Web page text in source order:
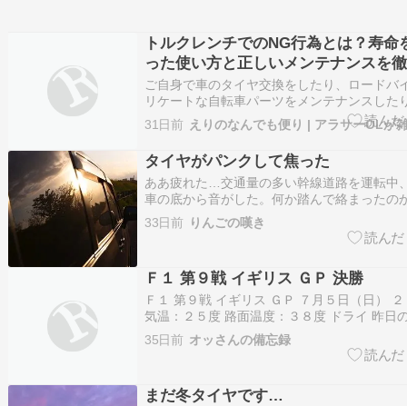
トルクレンチでのNG行為とは？寿命
った使い方と正しいメンテナンスを
ご自身で車のタイヤ交換をしたり、ロードバ
リケートな自転車パーツをメンテナンスした
かせないアイテムが「トルクレンチ」ですよ
でボルトやナットを締め付けることができる
31日前
タイヤがパンクして焦った
ああ疲れた…交通量の多い幹線道路を運転中
車の底から音がした。何か踏んで絡まったの
が、すぐに止まれる場所がない。次第に音が
車がガタガタと揺れ始めた。初めての感覚で
いぞと焦った。車を停められる場所までどう
33日前 りんごの嘆き
Ｆ１ 第９戦 イギリス ＧＰ 決勝
Ｆ１ 第９戦 イギリス ＧＰ ７月５日（日）
気温：２５度 路面温度：３８度 ドライ 昨日
パラグアイは、あまりにも薄汚く執拗なファ
すパラグアイのサッカーに辟易する試合だっ
でそのような場面で勝ち上がるためにその
35日前 オッさんの備忘録
まだ冬タイヤです…